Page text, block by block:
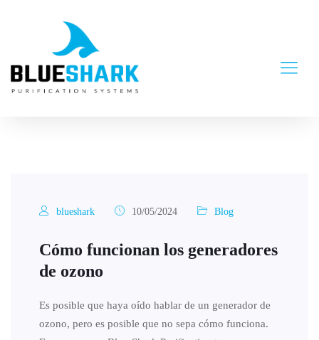
blueshark 10/05/2024 Blog
Cómo funcionan los generadores
de ozono
Es posible que haya oído hablar de un generador de
ozono, pero es posible que no sepa cómo funciona.